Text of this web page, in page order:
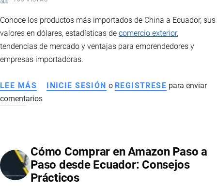
Conoce los productos más importados de China a Ecuador, sus
valores en dólares, estadísticas de comercio exterior,
tendencias de mercado y ventajas para emprendedores y
empresas importadoras.
LEE MÁS SOBRE
PRINCIPALES
CHINA
A
ECUADOR
INICIE SESIÓN o REGISTRESE para enviar
comentarios
Cómo Comprar en Amazon Paso a
Paso desde Ecuador: Consejos
Prácticos